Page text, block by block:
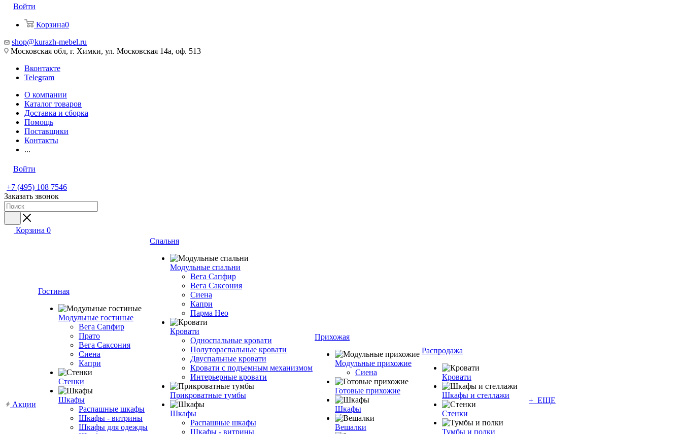
Войти
Корзина0
shop@kurazh-mebel.ru
Московская обл, г. Химки, ул. Московская 14а, оф. 513
Вконтакте
Telegram
О компании
Каталог товаров
Доставка и сборка
Помощь
Поставщики
Контакты
...
Войти
+7 (495) 108 7546
Заказать звонок
Корзина 0
Акции
Гостиная
Модульные гостиные
Вега Сапфир
Прато
Вега Саксония
Сиена
Капри
Стенки
Шкафы
Распашные шкафы
Шкафы - витрины
Шкафы для одежды
Спальня
Модульные спальни
Вега Сапфир
Вега Саксония
Сиена
Капри
Парма Нео
Кровати
Односпальные кровати
Полутораспальные кровати
Двуспальные кровати
Кровати с подъемным механизмом
Интерьерные кровати
Прикроватные тумбы
Шкафы
Распашные шкафы
Шкафы - витрины
Прихожая
Модульные прихожие
Сиена
Готовые прихожие
Шкафы
Вешалки
Распродажа
Кровати
Шкафы и стеллажи
Стенки
Тумбы и полки
+ ЕЩЕ